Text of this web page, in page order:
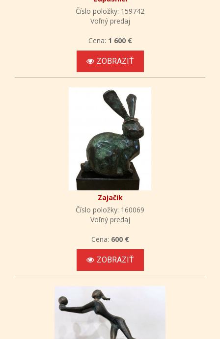
Číslo položky: 159742
Voľný predaj
Cena: 1 600 €
ZOBRAZIŤ
Zajačik
Číslo položky: 160069
Voľný predaj
Cena: 600 €
ZOBRAZIŤ